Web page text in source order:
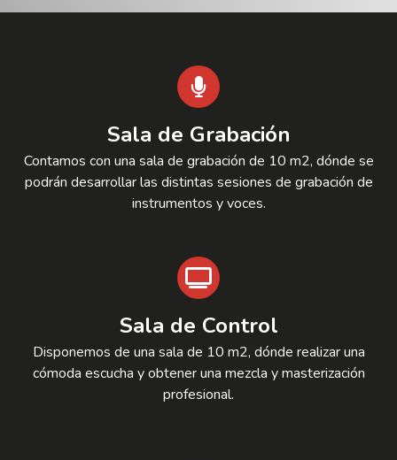
Sala de Grabación
Contamos con una sala de grabación de 10 m2, dónde se
podrán desarrollar las distintas sesiones de grabación de
instrumentos y voces.
Sala de Control
Disponemos de una sala de 10 m2, dónde realizar una
cómoda escucha y obtener una mezcla y masterización
profesional.